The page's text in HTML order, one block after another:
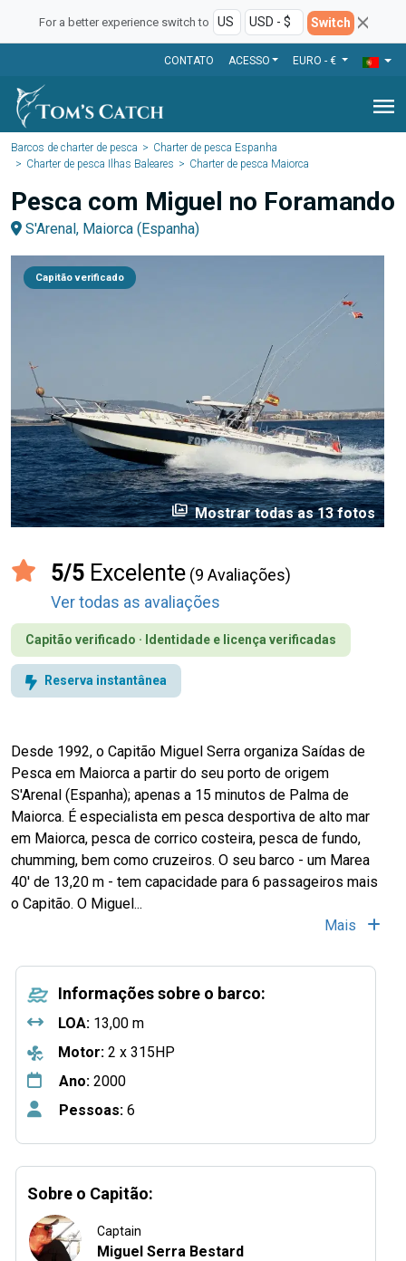
For a better experience switch to Switch
CONTATO ACESSO EURO - €
menu
Barcos de charter de pesca
Charter de pesca Espanha
Charter de pesca Ilhas Baleares
Charter de pesca Maiorca
Pesca com Miguel no Foramando
S'Arenal, Maiorca (Espanha)
Capitão verificado
perm_media Mostrar todas as 13 fotos
5/5 Excelente (9 Avaliações)
Ver todas as avaliações
Capitão verificado · Identidade e licença verificadas
Reserva instantânea
Desde 1992, o Capitão Miguel Serra organiza Saídas de
Pesca em Maiorca a partir do seu porto de origem
S'Arenal (Espanha); apenas a 15 minutos de Palma de
Maiorca. É especialista em pesca desportiva de alto mar
em Maiorca, pesca de corrico costeira, pesca de fundo,
chumming, bem como cruzeiros. O seu barco - um Marea
40' de 13,20 m - tem capacidade para 6 passageiros mais
o Capitão. O Miguel...
Mais
Informações sobre o barco:
LOA: 13,00 m
Motor: 2 x 315HP
Ano: 2000
Pessoas: 6
Sobre o Capitão:
Captain
Miguel Serra Bestard